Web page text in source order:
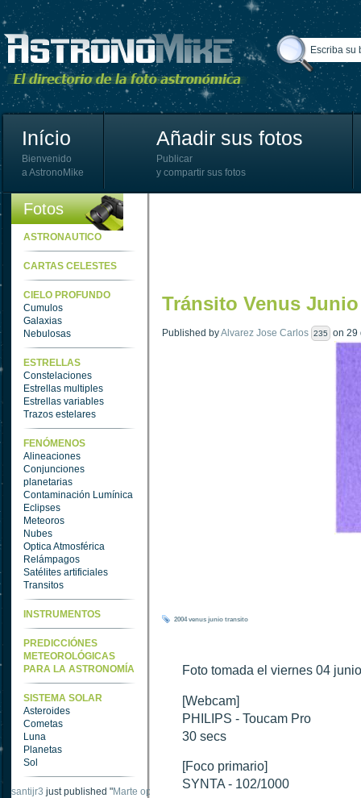
Início
Bienvenido
a AstronoMike
Añadir sus fotos
Publicar
y compartir sus fotos
Fotos
ASTRONAUTICO
CARTAS CELESTES
CIELO PROFUNDO
Cumulos
Galaxias
Nebulosas
ESTRELLAS
Constelaciones
Estrellas multiples
Estrellas variables
Trazos estelares
FENÓMENOS
Alineaciones
Conjunciones
planetarias
Contaminación Lumínica
Eclipses
Meteoros
Nubes
Optica Atmosférica
Relámpagos
Satélites artificiales
Transitos
INSTRUMENTOS
PREDICCIÓNES
METEOROLÓGICAS
PARA LA ASTRONOMÍA
SISTEMA SOLAR
Asteroides
Cometas
Luna
Planetas
Sol
santijr3 just published "Marte oposición 2020".
Tránsito Venus Junio
Published byAlvarez Jose Carlos 235 on 29
2004 venus junio transito
Foto tomada el viernes 04
[Webcam]
PHILIPS - Toucam Pro
30 secs
[Foco primario]
SYNTA - 102/1000